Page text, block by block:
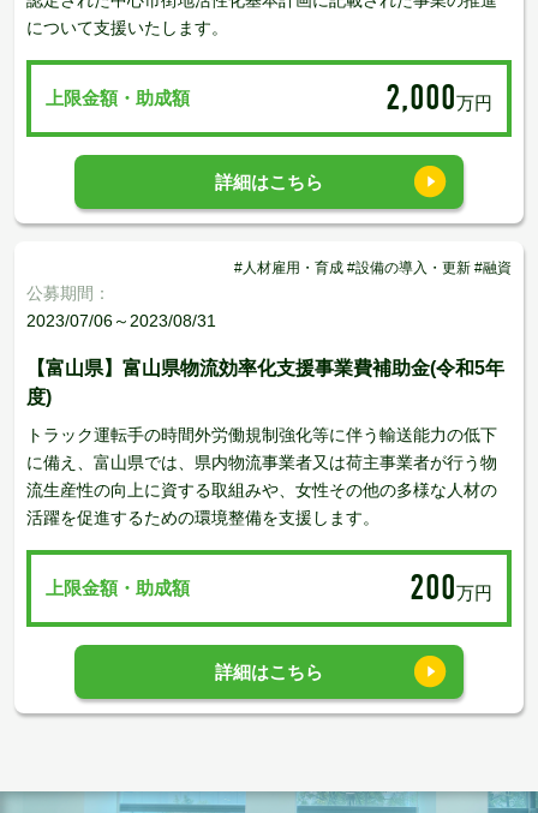
について支援いたします。
上限金額・助成額 2,000万円
詳細はこちら
#人材雇用・育成 #設備の導入・更新 #融資
公募期間：
2023/07/06～2023/08/31
【富山県】富山県物流効率化支援事業費補助金(令和5年
度)
トラック運転手の時間外労働規制強化等に伴う輸送能力の低下
に備え、富山県では、県内物流事業者又は荷主事業者が行う物
流生産性の向上に資する取組みや、女性その他の多様な人材の
活躍を促進するための環境整備を支援します。
上限金額・助成額 200万円
詳細はこちら